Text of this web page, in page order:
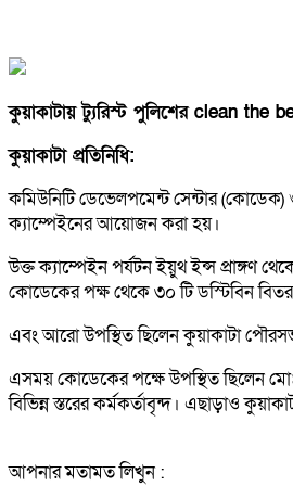
কুয়াকাটায় ট্যুরিস্ট পুলিশের clean the
কুয়াকাটা প্রতিনিধি:
কমিউনিটি ডেভেলপমেন্ট সেন্টার
ক্যাম্পেইনের আয়োজন করা হয়।
উক্ত ক্যাম্পেইন পর্যটন ইয়ুথ ইন্স প্রাঙ্গণ
কোডেকের পক্ষ থেকে ৩০ টি ডস্টিবিন
এবং আরো উপস্থিত ছিলেন কুয়াকাটা
এসময় কোডেকের পক্ষে উপস্থিত ছিলেন
বিভিন্ন স্তরের কর্মকর্তাবৃন্দ। এছাড়াও
আপনার মতামত লিখুন :